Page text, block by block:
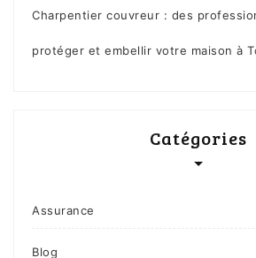
Charpentier couvreur : des
protéger et embellir votre maison à
Catégories
Assurance
Blog